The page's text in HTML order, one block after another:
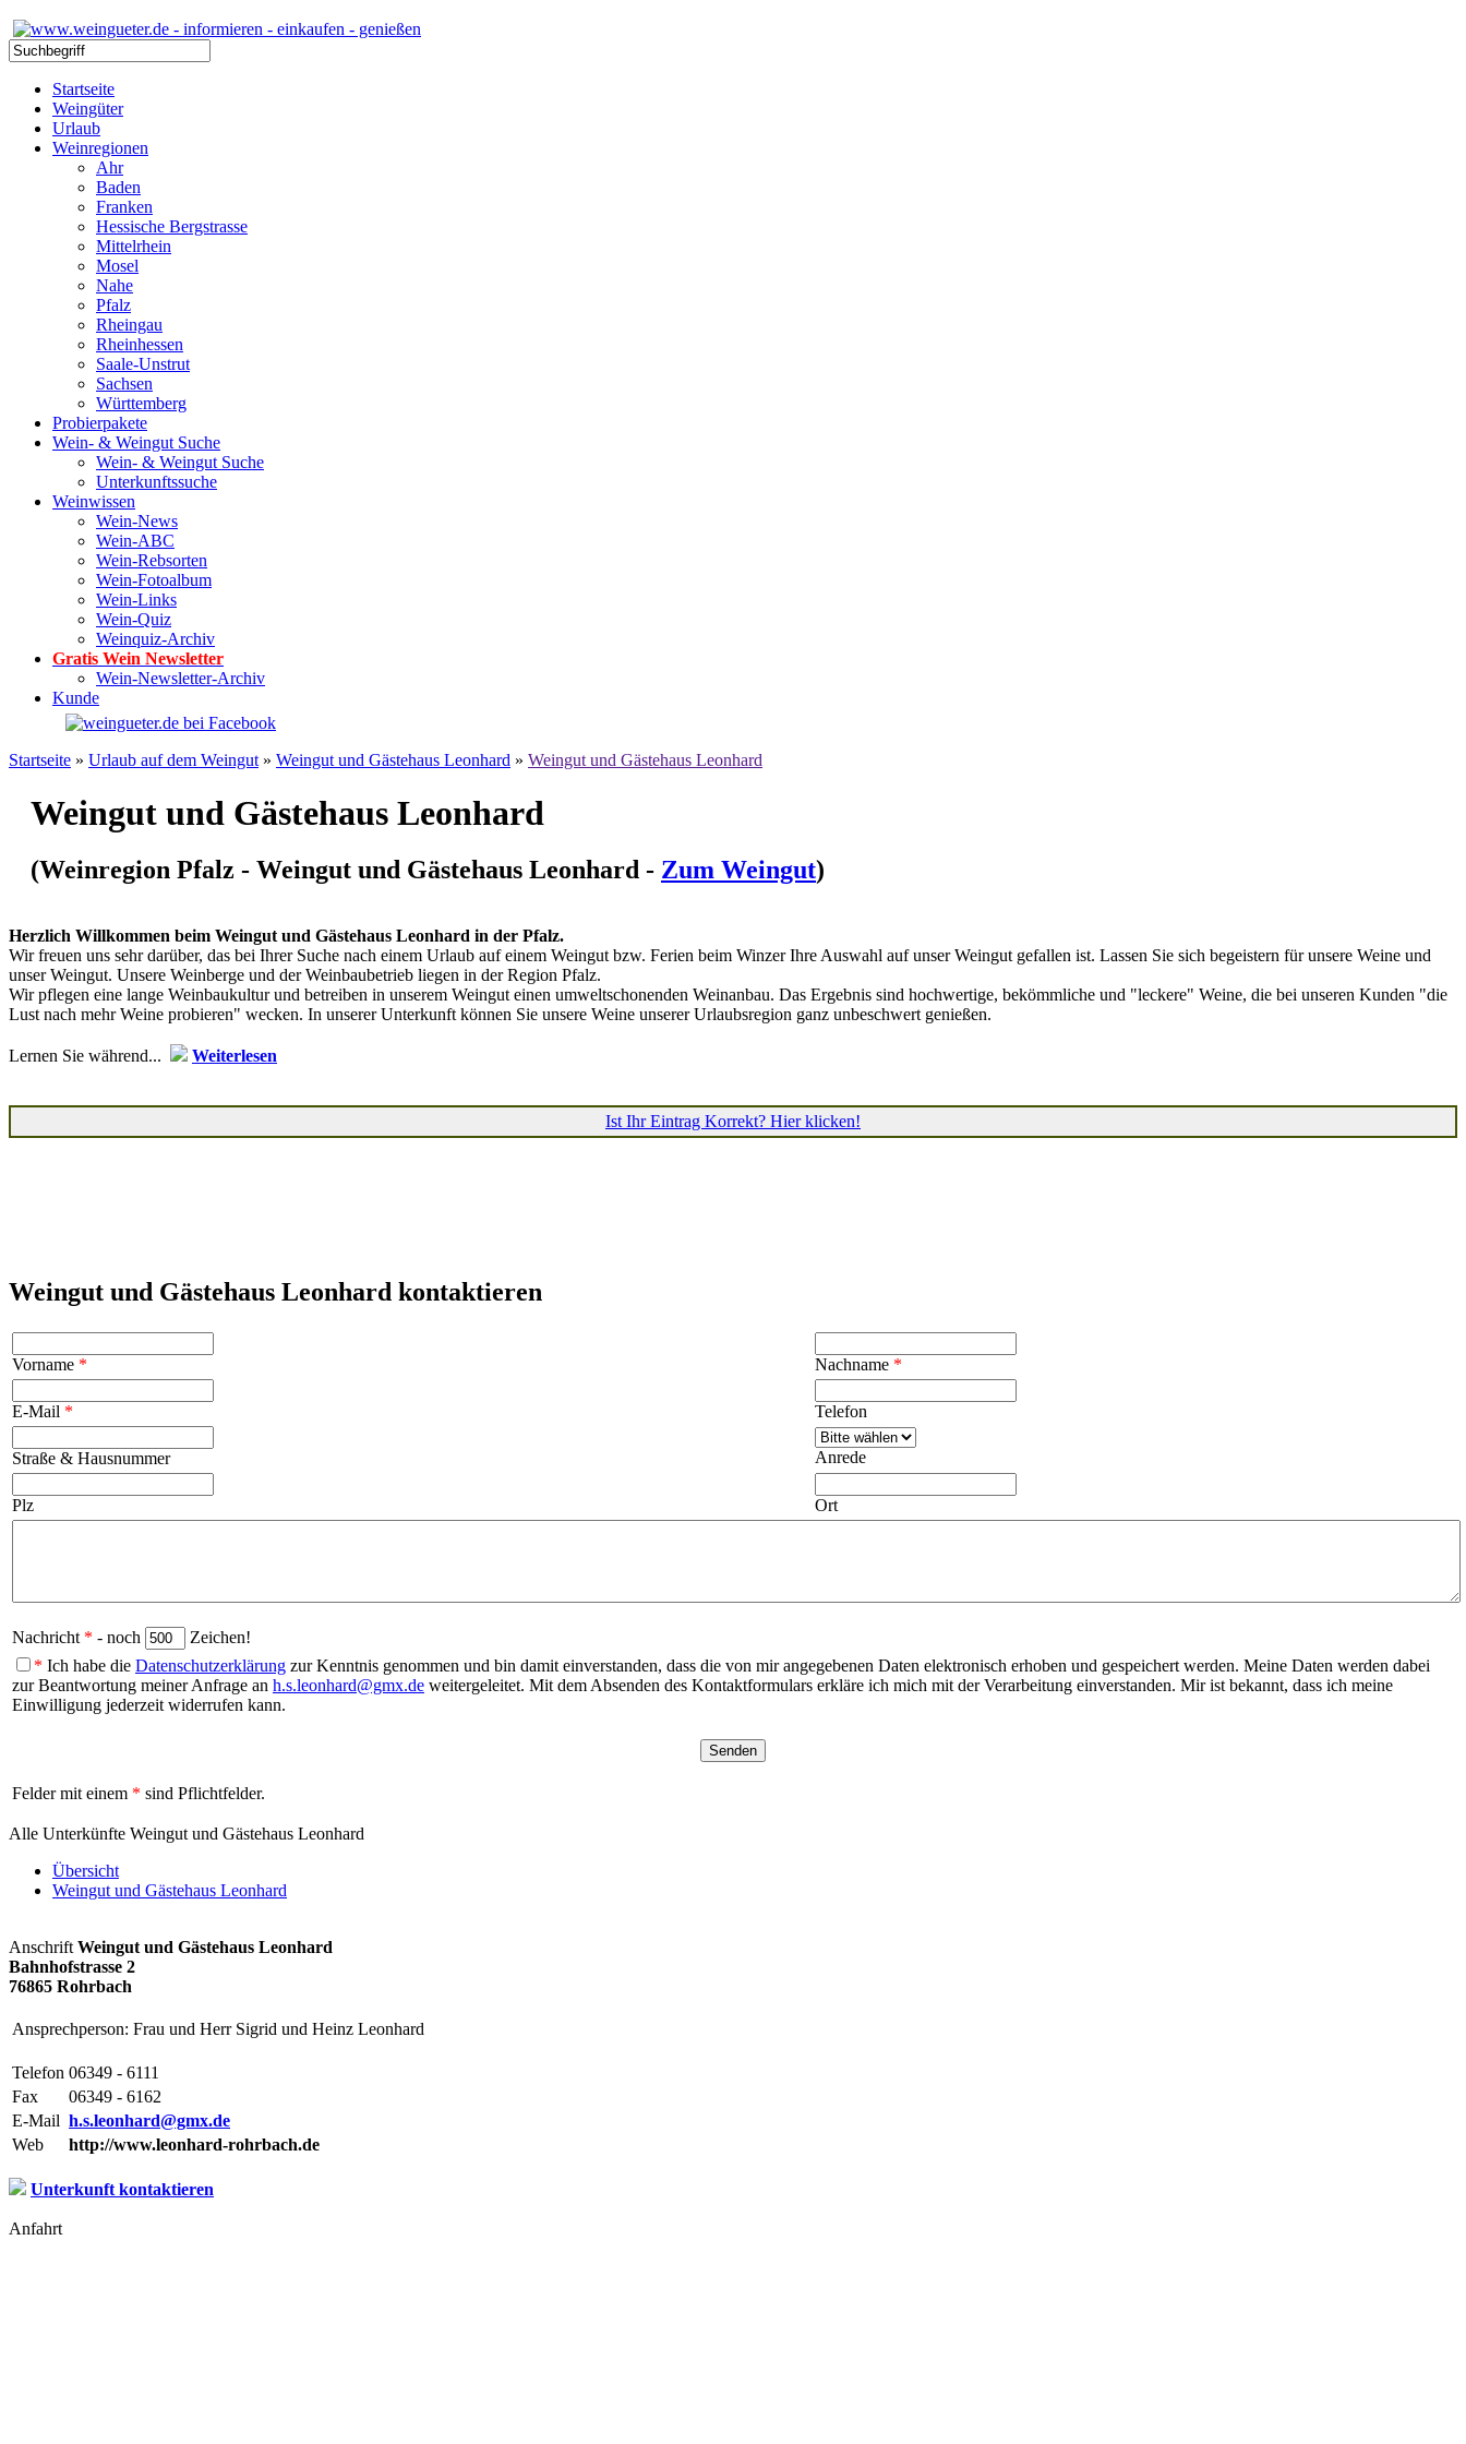
Startseite
Weingüter
Urlaub
Weinregionen
Ahr
Baden
Franken
Hessische Bergstrasse
Mittelrhein
Mosel
Nahe
Pfalz
Rheingau
Rheinhessen
Saale-Unstrut
Sachsen
Württemberg
Probierpakete
Wein- & Weingut Suche
Wein- & Weingut Suche
Unterkunftssuche
Weinwissen
Wein-News
Wein-ABC
Wein-Rebsorten
Wein-Fotoalbum
Wein-Links
Wein-Quiz
Weinquiz-Archiv
Gratis Wein Newsletter
Wein-Newsletter-Archiv
Kunde
Startseite » Urlaub auf dem Weingut » Weingut und Gästehaus Leonhard » Weingut und Gästehaus Leonhard
Weingut und Gästehaus Leonhard
(Weinregion Pfalz - Weingut und Gästehaus Leonhard - Zum Weingut)
Herzlich Willkommen beim Weingut und Gästehaus Leonhard in der Pfalz.
Wir freuen uns sehr darüber, das bei Ihrer Suche nach einem Urlaub auf einem Weingut bzw. Ferien beim Winzer Ihre Auswahl auf unser Weingut gefallen ist. Lassen Sie sich begeistern für unsere Weine und
unser Weingut. Unsere Weinberge und der Weinbaubetrieb liegen in der Region Pfalz.
Wir pflegen eine lange Weinbaukultur und betreiben in unserem Weingut einen umweltschonenden Weinanbau. Das Ergebnis sind hochwertige, bekömmliche und "leckere" Weine, die bei unseren Kunden "die
Lust nach mehr Weine probieren" wecken. In unserer Unterkunft können Sie unsere Weine unserer Urlaubsregion ganz unbeschwert genießen.
Lernen Sie während... Weiterlesen
Ist Ihr Eintrag Korrekt? Hier klicken!
Weingut und Gästehaus Leonhard kontaktieren
Vorname * Nachname *
E-Mail * Telefon
Straße & Hausnummer Anrede
Plz Ort
Nachricht * - noch
Zeichen!
* Ich habe die Datenschutzerklärung zur Kenntnis genommen und bin damit einverstanden, dass die von mir angegebenen Daten elektronisch erhoben und gespeichert werden. Meine Daten werden dabei
zur Beantwortung meiner Anfrage an h.s.leonhard@gmx.de weitergeleitet. Mit dem Absenden des Kontaktformulars erkläre ich mich mit der Verarbeitung einverstanden. Mir ist bekannt, dass ich meine
Einwilligung jederzeit widerrufen kann.
Felder mit einem * sind Pflichtfelder.
Alle Unterkünfte Weingut und Gästehaus Leonhard
Übersicht
Weingut und Gästehaus Leonhard
Anschrift Weingut und Gästehaus Leonhard
Bahnhofstrasse 2
76865 Rohrbach
Ansprechperson: Frau und Herr Sigrid und Heinz Leonhard
Telefon 06349 - 6111
Fax
06349 - 6162
E-Mail h.s.leonhard@gmx.de
Web
http://www.leonhard-rohrbach.de
Unterkunft kontaktieren
Anfahrt